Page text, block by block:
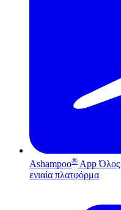
Ashampoo® App Όλος
ενιαία πλατφόρμα